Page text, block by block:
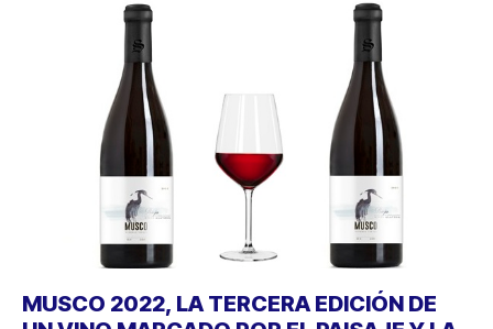
MUSCO 2022, LA TERCERA EDICIÓN DE